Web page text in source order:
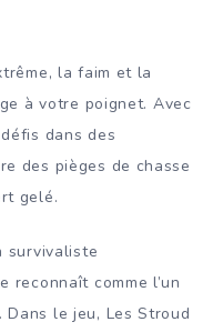
la faim et la
à votre poignet. Avec
dans des
des pièges de chasse
gelé.
survivaliste
reconnaît comme l’un
Dans le jeu, Les Stroud